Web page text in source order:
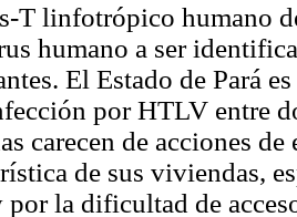
T linfotrópico humano
humano a ser
El Estado de Pará
por HTLV entre
carecen de acciones
de sus viviendas,
por la dificultad de